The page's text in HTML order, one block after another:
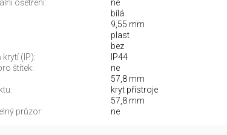
ošetření: ne
bílá
9,55 mm
plast
bez
krytí (IP):
IP44
štítek:
ne
57,8 mm
kryt přístroje
57,8 mm
průzor:
ne